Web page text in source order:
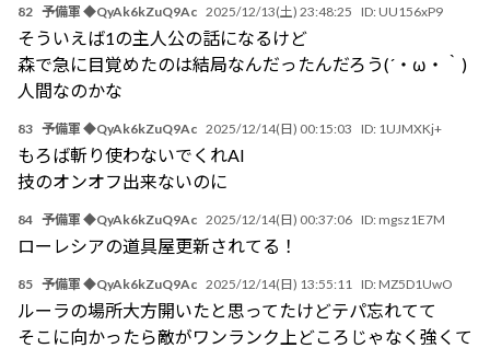
82 予備軍 ◆QyAk6kZuQ9Ac 2025/12/13(土) 23:48:25 ID: UU156xP9
そういえば1の主人公の話になるけど
森で急に目覚めたのは結局なんだったんだろう(´・ω・｀)
人間なのかな
83 予備軍 ◆QyAk6kZuQ9Ac 2025/12/14(日) 00:15:03 ID: 1UJMXKj+
もろば斬り使わないでくれAI
技のオンオフ出来ないのに
84 予備軍 ◆QyAk6kZuQ9Ac 2025/12/14(日) 00:37:06 ID: mgsz1E7M
ローレシアの道具屋更新されてる！
85 予備軍 ◆QyAk6kZuQ9Ac 2025/12/14(日) 13:55:11 ID: MZ5D1UwO
ルーラの場所大方開いたと思ってたけどテパ忘れてて
そこに向かったら敵がワンランク上どころじゃなく強くて